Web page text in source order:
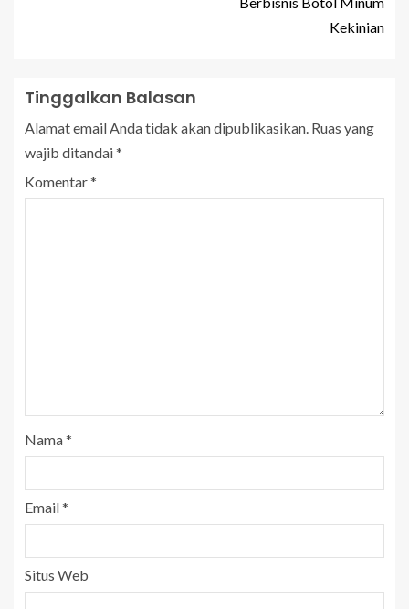
Kekinian
Tinggalkan Balasan
Alamat email Anda tidak akan dipublikasikan. Ruas yang
wajib ditandai*
Komentar*
Nama*
Email*
Situs Web